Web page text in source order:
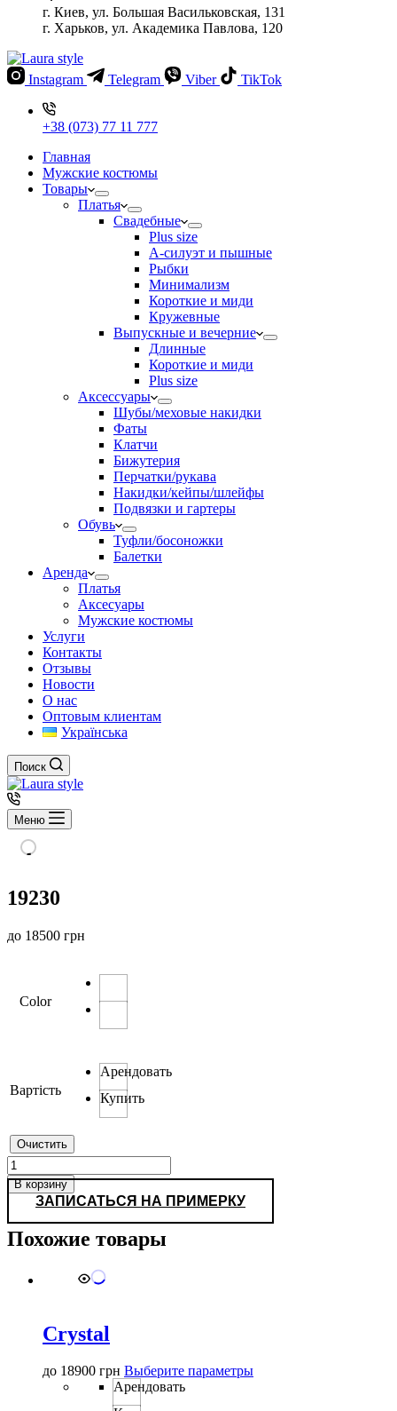
г. Киев, ул. Большая Васильковская, 131
г. Харьков, ул. Академика Павлова, 120
Instagram Telegram Viber TikTok
+38 (073) 77 11 777
Главная
Мужские костюмы
Товары
Платья
Свадебные
Plus size
А-силуэт и пышные
Рыбки
Минимализм
Короткие и миди
Кружевные
Выпускные и вечерние
Длинные
Короткие и миди
Plus size
Аксессуары
Шубы/меховые накидки
Фаты
Клатчи
Бижутерия
Перчатки/рукава
Накидки/кейпы/шлейфы
Подвязки и гартеры
Обувь
Туфли/босоножки
Балетки
Аренда
Платья
Аксесуары
Мужские костюмы
Услуги
Контакты
Отзывы
Новости
О нас
Оптовым клиентам
Українська
Поиск
Меню
19230
до 18500 грн
Color
Вартість
Арендовать
Купить
Очистить
Количество
товара
19230
В корзину
ЗАПИСАТЬСЯ НА ПРИМЕРКУ
Похожие товары
Crystal
до 18900 грн Выберите параметрыЭтот
Арендовать